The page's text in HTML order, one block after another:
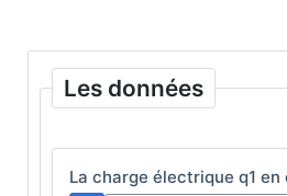
Les données
La charge électrique q1 en